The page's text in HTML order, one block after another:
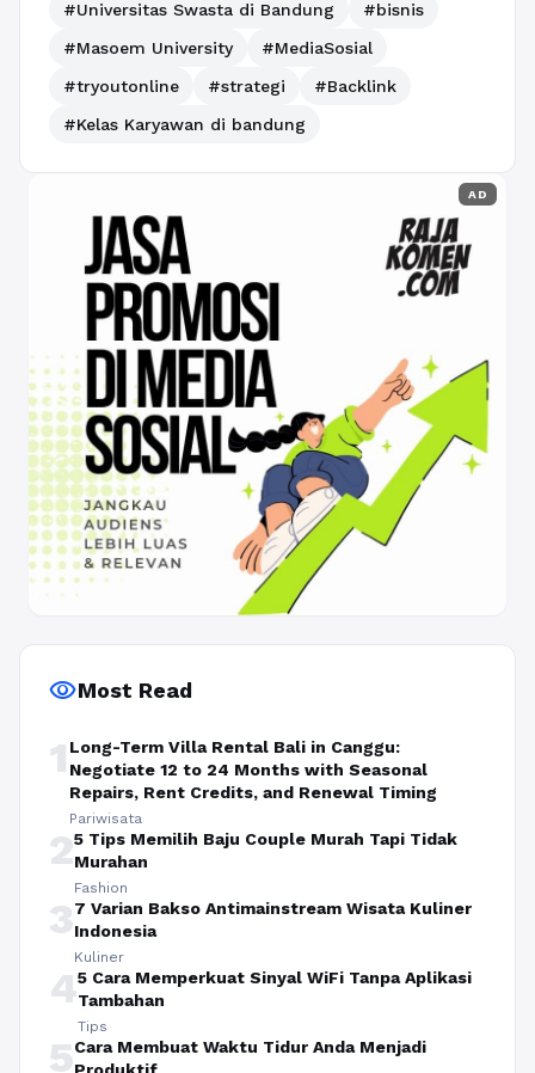
#Universitas Swasta di Bandung
#bisnis
#Masoem University
#MediaSosial
#tryoutonline
#strategi
#Backlink
#Kelas Karyawan di bandung
AD
visibilityMost Read
1 Long-Term Villa Rental Bali in Canggu:
Negotiate 12 to 24 Months with Seasonal
Repairs, Rent Credits, and Renewal Timing
Pariwisata
25 Tips Memilih Baju Couple Murah Tapi Tidak
Murahan
Fashion
37 Varian Bakso Antimainstream Wisata Kuliner
Indonesia
Kuliner
45 Cara Memperkuat Sinyal WiFi Tanpa Aplikasi
Tambahan
Tips
5Cara Membuat Waktu Tidur Anda Menjadi